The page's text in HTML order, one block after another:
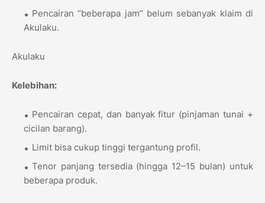
Pencairan “beberapa jam” belum sebanyak klaim di
Akulaku.
Akulaku
Kelebihan:
Pencairan cepat, dan banyak fitur (pinjaman tunai +
cicilan barang).
Limit bisa cukup tinggi tergantung profil.
Tenor panjang tersedia (hingga 12–15 bulan) untuk
beberapa produk.